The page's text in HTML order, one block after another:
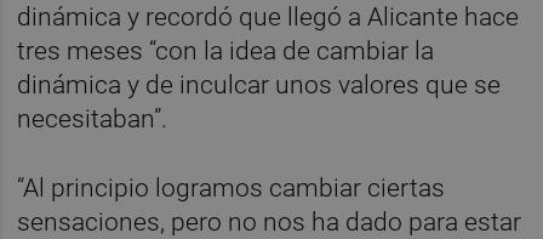
dinámica y recordó que llegó a Alicante hace
tres meses “con la idea de cambiar la
dinámica y de inculcar unos valores que se
necesitaban”.
“Al principio logramos cambiar ciertas
sensaciones, pero no nos ha dado para estar